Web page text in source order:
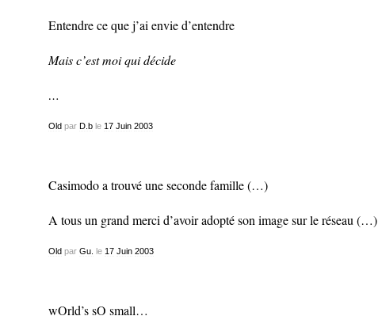
Entendre ce que j’ai envie d’entendre
Mais c’est moi qui décide
…
Old par D.ble 17 Juin 2003
Casimodo a trouvé une seconde famille (…)
A tous un grand merci d’avoir adopté son image sur le réseau (…)
Old par Gu. le 17 Juin 2003
wOrld’s sO small…